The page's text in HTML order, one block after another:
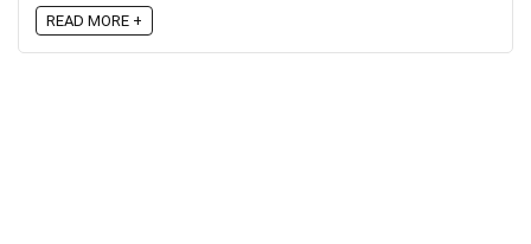
READ MORE +